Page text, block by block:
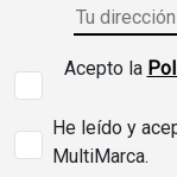
Acepto la
He leído y
MultiMarca.